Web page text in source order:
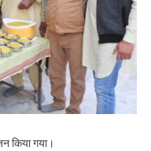
किया गया।